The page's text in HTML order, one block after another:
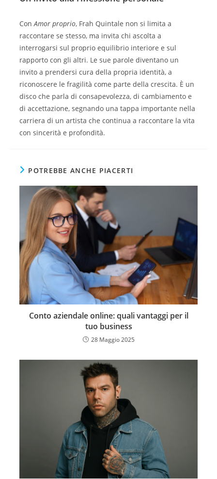
ConAmor proprio, Frah Quintale non si limita a
raccontare se stesso, ma invita chi ascolta a
interrogarsi sul proprio equilibrio interiore e sul
rapporto con gli altri. Le sue parole diventano un
invito a prendersi cura della propria identità, a
riconoscere le fragilità come parte della crescita. È un
disco che parla di consapevolezza, di cambiamento e
di accettazione, segnando una tappa importante nella
carriera di un artista che continua a raccontare la vita
con sincerità e profondità.
POTREBBE ANCHE PIACERTI
Conto aziendale online: quali vantaggi per il
tuo business
28 Maggio 2025